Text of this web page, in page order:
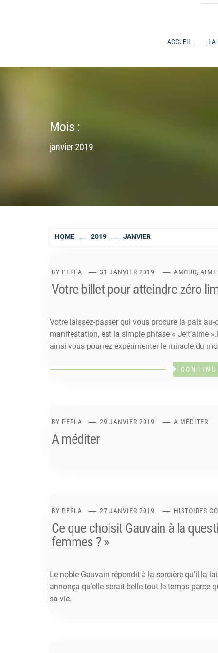
ACCUEIL LA
Mois :
janvier 2019
HOME 2019 JANVIER
BY PERLA 31 JANVIER 2019 AMOUR,
Votre billet pour atteindre zéro
Votre laissez-passer qui vous procure la paix
manifestation, est la simple phrase « Je t’aime
ainsi vous pourrez expérimenter le miracle du
BY PERLA 29 JANVIER 2019 A MÉDITER
A méditer
BY PERLA 27 JANVIER 2019 HISTOIRES
Ce que choisit Gauvain à la
femmes ? »
Le noble Gauvain répondit à la sorcière qu’il la
annonça qu’elle serait belle tout le temps parce
sa vie.